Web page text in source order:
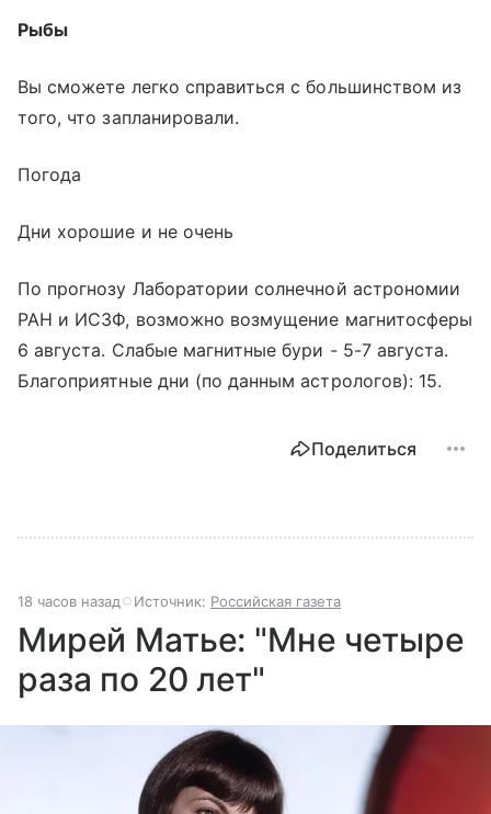
Рыбы
Вы сможете легко справиться с большинством из
того, что запланировали.
Погода
Дни хорошие и не очень
По прогнозу Лаборатории солнечной астрономии
РАН и ИСЗФ, возможно возмущение магнитосферы
6 августа. Слабые магнитные бури - 5-7 августа.
Благоприятные дни (по данным астрологов): 15.
Поделиться
18 часов назад Источник: Российская газета
Мирей Матье: "Мне четыре
раза по 20 лет"